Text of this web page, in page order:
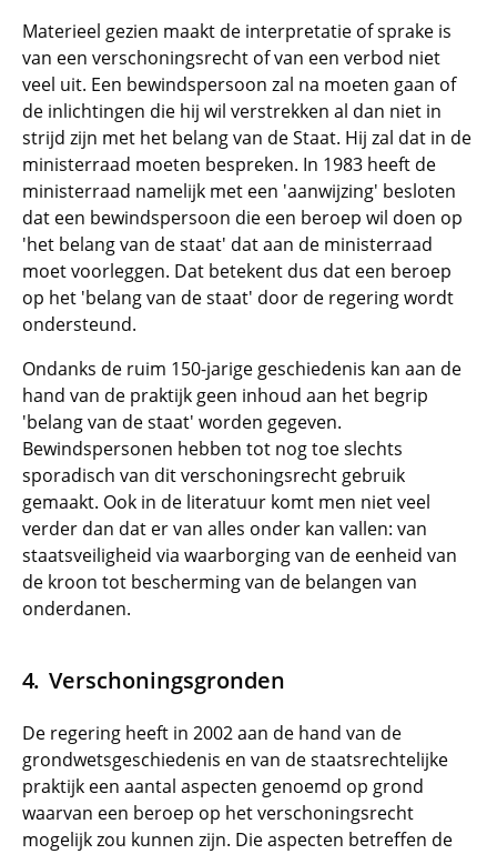
Materieel gezien maakt de interpretatie of sprake is
van een verschoningsrecht of van een verbod niet
veel uit. Een bewindspersoon zal na moeten gaan of
de inlichtingen die hij wil verstrekken al dan niet in
strijd zijn met het belang van de Staat. Hij zal dat in de
ministerraad moeten bespreken. In 1983 heeft de
ministerraad namelijk met een 'aanwijzing' besloten
dat een bewindspersoon die een beroep wil doen op
'het belang van de staat' dat aan de ministerraad
moetvoorleggen. Dat betekent dus dat een beroep
op het 'belang van de staat' door de regering wordt
ondersteund.
Ondanks de ruim 150-jarige geschiedenis kan aan de
hand van de praktijk geen inhoud aan het begrip
'belang van de staat' worden gegeven.
Bewindspersonen hebben tot nog toe slechts
sporadisch van dit verschoningsrecht gebruik
gemaakt. Ook in de literatuur komt men niet veel
verder dan dat er van alles onder kan vallen: van
staatsveiligheid via waarborging van de eenheid van
de kroon tot bescherming van de belangen van
onderdanen.
Verschoningsgronden
De regering heeft in 2002 aan de hand van de
grondwetsgeschiedenis en van de staatsrechtelijke
praktijk een aantal aspecten genoemd op grond
waarvan een beroep op het verschoningsrecht
mogelijk zou kunnen zijn. Die aspecten betreffen de